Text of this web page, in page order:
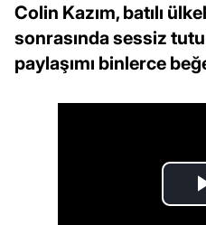
Colin Kazım, batılı
sonrasında sessiz
paylaşımı binlerce